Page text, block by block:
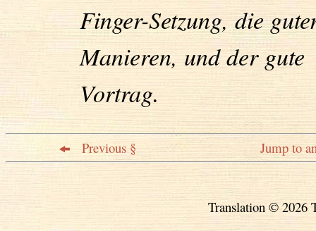
Finger-Setzung, die
Manieren, und der gute
Vortrag.
Previous § Jump to
Translation © 2026